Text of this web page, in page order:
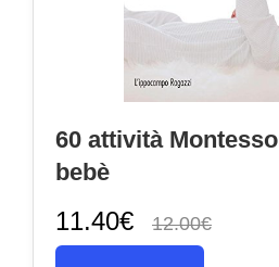
60 attività
bebè
11.40€ 12.00€